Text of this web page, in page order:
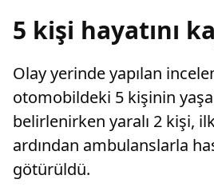
5 kişi hayatını
Olay yerinde yapılan
otomobildeki 5 kişinin
belirlenirken yaralı 2 kişi,
ardından ambulanslarla
götürüldü.